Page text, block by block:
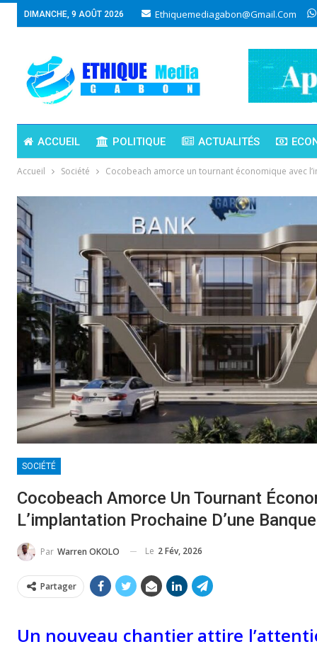
DIMANCHE, 9 AOÛT 2026 Ethiquemediagabon@gmail.com
ACCUEIL POLITIQUE ACTUALITÉS
Accueil Société Cocobeach amorce un tournant économique avec
SOCIÉTÉ
Cocobeach Amorce Un Tournant
L’implantation Prochaine D’une Banque
Par Warren OKOLO Le 2 Fév, 2026
Partager
Un nouveau chantier attire